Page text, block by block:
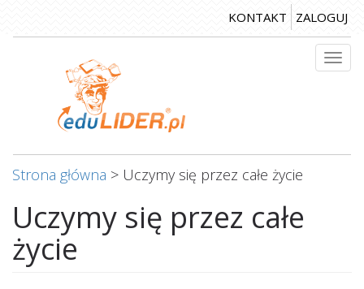
do
KONTAKT ZALOGUJ
Strona główna > Uczymy się przez całe życie
Uczymy się przez całe
życie